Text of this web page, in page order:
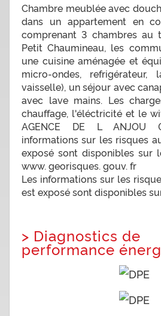
Chambre meublée avec
dans un appartement en
comprenant 3 chambres au
Petit Chaumineau, les
une cuisine aménagée et
micro-ondes,
vaisselle), un séjour avec
avec lave mains. Les
chauffage, l'éléctricité et le
AGENCE DE L ANJOU
informations sur les risques
exposé sont disponibles sur
www. georisques. gouv. fr
Les informations sur les
est exposé sont disponibles
> Diagnostics de
performance